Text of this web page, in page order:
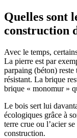
Quelles sont
construction
Avec le temps,
La pierre est par
parpaing (béton) reste
résistant. La brique
brique « monomur »
Le bois sert lui
écologiques grâce à
terre crue ou l’acier
construction.